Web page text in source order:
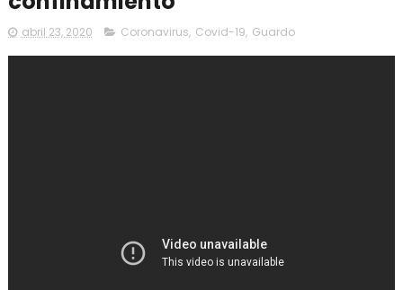
abril 23, 2020 Coronavirus, Covid-19, Guardo